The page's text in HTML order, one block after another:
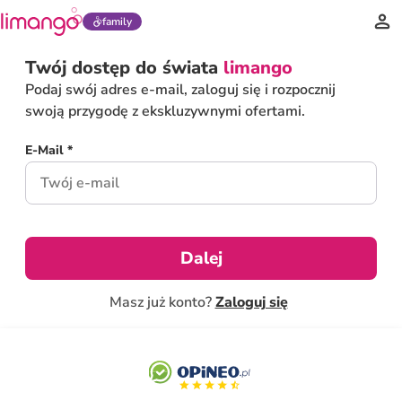
family
Twój dostęp do świata limango
Podaj swój adres e-mail, zaloguj się i rozpocznij
swoją przygodę z ekskluzywnymi ofertami.
E-Mail *
Dalej
Masz już konto?Zaloguj się